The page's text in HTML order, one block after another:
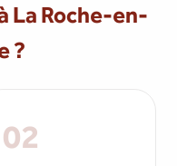
La Roche-en-
?
02